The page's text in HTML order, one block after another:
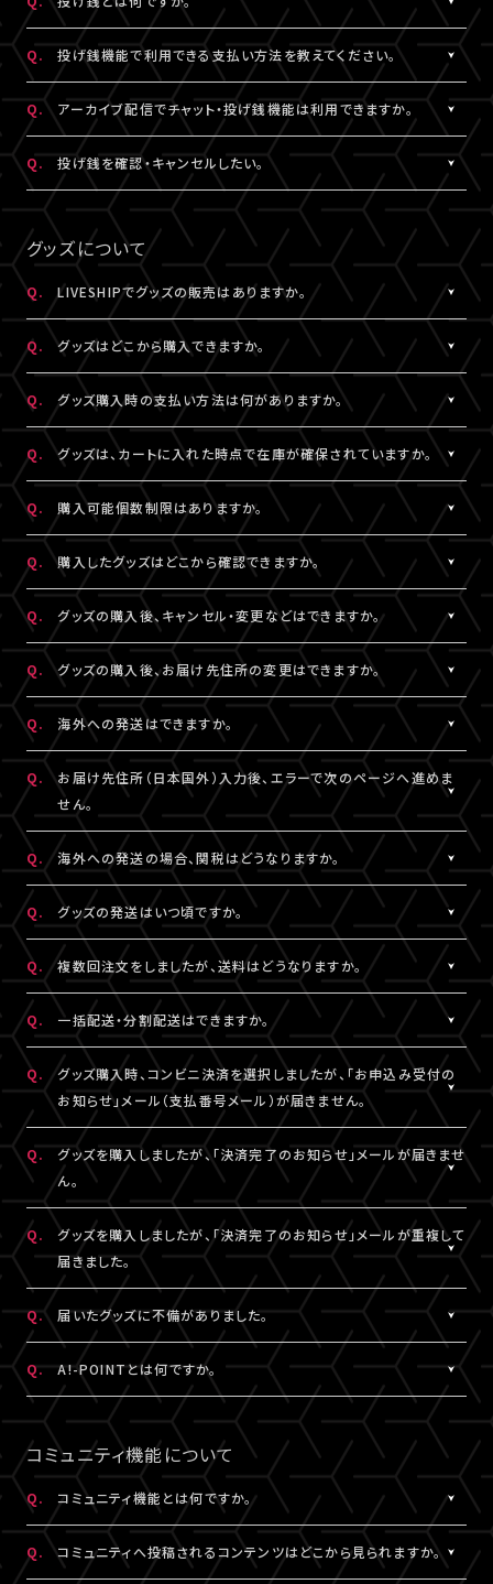
iOS：なし
Android：Chrome
なお、ユーザーがニックネームを変更した場合であっても、過去の
チャットのニックネームは変更されず、変更前のニックネームが表
示されます。
※ニックネームの登録・編集は配信視聴ページからも設定いただ
けます。
※コミュニティ機能が設定されている配信では、コミュニティ機能
とチャット機能のニックネーム設定は連動されます。
※公演によってはX連携をご利用いただけない場合があります。
欄上部「×」印）を押下すると、チャット非表示となります。 また、全
画面表示にした場合も、チャットは非表示になります。
A.
配信中にチップを送ることができる機能です。
投げ銭機能をご利用の場合は、「マイページ」内「基本情報」にござ
います「決済情報」にてクレジットカード決済情報のご登録いただ
くか、
配信中に配信視聴ページよりクレジットカード決済情報のご登録
をお願いいたします。
※公演によっては、投げ銭機能をご利用いただけない場合があり
ます。
Q. 投げ銭機能で利用できる支払い方法を教えてください。
クレジットカード決済をご利用いただけます。
投げ銭機能をご利用の場合は、「マイページ」内「基本情報」にござ
います「決済情報」にてクレジットカード決済情報のご登録いただ
くか、
配信中に配信視聴ページよりクレジットカード決済情報のご登録
をお願いいたします。
なお、決済方法については今後追加される可能性がございます。
Q. アーカイブ配信でチャット・投げ銭機能は利用できますか。
公演により異なります。チケット販売ページなどでご確認ください。
Q. 投げ銭を確認・キャンセルしたい。
投げ銭をキャンセルすることはできません。投げ銭機能をご利用の
場合は、金額に誤りがないか確認のうえ、ご利用ください。
複数回クリックにより、重複課金となる可能性がございますので、
ご注意ください。
※ご利用になった投げ銭は「マイページ」内「投げ銭履歴」よりご
確認いただけます。
グッズについて
Q. LIVESHIPでグッズの販売はありますか。
グッズの販売有無は各配信により異なります。
Q. グッズはどこから購入できますか。
各配信視聴ページなどでご購入いただけます。
LIVESHIPにご登録のA!-ID（メールアドレス）でログインのうえ、ご
利用ください。
※グッズをご購入いただくには、LIVESHIPへの会員登録が必要と
なります。
※LIVESHIPへの会員登録については ［Q:LIVESHIPを利用するに
はどうすればいいですか。］をご参照ください。
Q. グッズ購入時の支払い方法は何がありますか。
クレジットカード決済、コンビニ決済がご利用いただけます。
Q. グッズは、カートに入れた時点で在庫が確保されていますか。
カートに入れた時点では在庫確保とはなりません。
ご注文手続きが完了した時点で在庫確保となります。
ただしコンビニ決済をご利用の場合、支払い期限を過ぎると在庫
確保はリセットされますので予めご了承ください。
Q. 購入可能個数制限はありますか。
A.
公演・グッズにより異なります。グッズ商品詳細ページなどでご確
認ください。
Q. 購入したグッズはどこから確認できますか。
A.
「決済完了のお知らせ」メール、または「マイページ」内「グッズ購入
情報」よりご確認いただけます。
Q. グッズの購入後、キャンセル・変更などはできますか。
A.
お客様都合による商品購入後の注文内容の変更・キャンセル・返
品・交換は一切お受けできません。
また、一度決済を完了された決済手段を変更することもできません
のでご注意ください。
Q. グッズの購入後、お届け先住所の変更はできますか。
A.
購入後、「マイページ」内「グッズ購入情報」にて、配送状況が「出荷
準備前」の場合に変更が可能です。
※発送先が日本国外の場合、購入後の住所変更はできません。予
めご了承ください。
Q. 海外への発送はできますか。
A.
公演・グッズにより異なります。グッズ商品詳細ページなどでご確
認ください。
Q.
お届け先住所（日本国外）入力後、エラーで次のページへ進めま
せん。
A.
日本国外の郵便番号をご入力する際、システムの仕様上、正しく郵
便番号を入力しているにも関わらずエラーとなる場合がございま
す。
その場合は、末尾1桁か2桁を削除、もしくは未記入にてお手続きを
お試しください。
Q. 海外への発送の場合、関税はどうなりますか。
A.
関税はお客様ご自身でお支払いください。関税の計算は各国税関
の判断によります。
また、現地税関での商品配達停止に関しては、当サービスは一切
の責任を負いかねます。
DHLにおきましては現地カスタマーサービスにお問い合わせくだ
さい。
http://www.dhl.com/en/contact_center.html
Q. グッズの発送はいつ頃ですか。
A.
公演・グッズにより異なります。「マイページ」内「グッズ購入情報」
にて発送状況の確認ができます。
※グッズの発送後、「グッズ発送完了のお知らせ」メールが配信さ
れます。
通信の関係上、メールが届かない可能性もございますので、必ず、
「マイページ」内「グッズ購入情報」よりご確認ください。
Q. 複数回注文をしましたが、送料はどうなりますか。
A.
注文番号ごとに送料がかかります。
同日・同公演の注文でも、注文番号が異なれば送料は都度発生
し、注文番号の異なる商品をまとめて発送することはできません。
Q. 一括配送・分割配送はできますか。
A.
注文番号ごとの発送となります。
同日・同公演の注文でも、注文番号の異なる商品をまとめて、また
は分割して発送することはできません。
Q.
グッズ購入時、コンビニ決済を選択しましたが、「お申込み受付の
お知らせ」メール（支払番号メール）が届きません。
コンビニ決済を選択された場合、「お申込み受付のお知らせ」メー
ル（支払番号メール）は、LIVESHIPにご登録のA!-ID（メールアドレ
ス）宛に【@liveship.tokyo】ドメインから配信しております。
“迷惑メール”として自動振り分け・受信拒否されていないかご確
認ください。
なお、支払番号は支払期限内であれば、「マイページ」内「グッズ購
入情報」にも記載されておりますので、ご確認ください。
Q.
グッズを購入しましたが、「決済完了のお知らせ」メールが届きませ
ん。
A.
「決済完了のお知らせ」メールは、LIVESHIPにご登録のA!-ID（メー
ルアドレス）宛に【@liveship.tokyo】ドメインから配信しておりま
す。 “迷惑メール”として自動振り分け・受信拒否されていないかご
確認ください。
※「決済完了のお知らせ」メールが届いていない場合は、「マイペ
ージ」内「グッズ購入情報」をご確認ください。
Q.
グッズを購入しましたが、「決済完了のお知らせ」メールが重複して
届きました。
「決済完了のお知らせ」メールが2通以上届いた場合、誤ってグッズ
を重複してご購入されている可能性がございます。
詳細を記載のうえ、
こちらよりご連絡ください。
Q. 届いたグッズに不備がありました。
お手数ですが、詳細を記載のうえ、商品到着後14日以内に下記よ
りお問い合わせください。
グッズ配送・お届け済み商品に関して
【A!SMART お問い合わせ窓口】
https://www.asmart.jp/support
Q. A!-POINTとは何ですか。
A.
A!-POINTとは、一部のA!-IDサービスで使える・貯める事ができる
ポイントサービスです。
商品代金(税込)の1％がポイントとなり、商品代金以外の送料/手
数料については、ポイント付与対象外です。
A!-POINTは商品の発送後、約2週間で加算されます。
ポイントの残高、有効期限、付与履歴については
A!-IDサイト
にロ
グイン後、マイページよりご確認いただけます。
コミュニティ機能について
Q. コミュニティ機能とは何ですか。
A.
配信視聴ページに投稿される期間限定コンテンツをお楽しみいた
だける機能です。
Q. コミュニティへ投稿されるコンテンツはどこから見られますか。